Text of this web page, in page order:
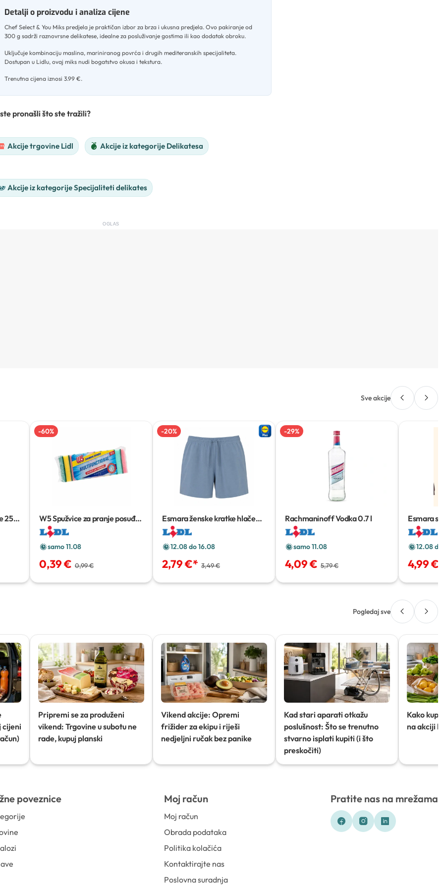
Detalji o proizvodu i analiza cijene
Chef Select & You Miks predjela je praktičan izbor za brza i ukusna predjela. Ovo pakiranje od
300 g sadrži raznovrsne delikatese, idealne za posluživanje gostima ili kao dodatak obroku.
Uključuje kombinaciju maslina, mariniranog povrća i drugih mediteranskih specijaliteta.
Dostupan u Lidlu, ovaj miks nudi bogatstvo okusa i tekstura.
Trenutna cijena iznosi 3.99 €.
pronašli što ste tražili?
Akcije trgovine Lidl Akcije iz kategorije Delikatesa
Akcije iz kategorije Specijaliteti delikates
OGLAS
Sve akcije
250
-60%
W5 Spužvice za pranje posuđa
10 kom
samo 11.08
0,39 € 0,99 €
-20%
Esmara ženske kratke hlače
Komad
12.08 do 16.08
2,79 €* 3,49 €
-29%
Rachmaninoff Vodka0.7 l
samo 11.08
4,09 € 5,79 €
Esmara
12.08
4,99 €
Pogledaj sve
cijeni
Pripremi se za produženi
vikend: Trgovine u subotu ne
rade, kupuj planski
Vikend akcije: Opremi
frižider za ekipu i riješi
nedjeljni ručak bez panike
Kad stari aparati otkažu
poslušnost: Što se trenutno
stvarno isplati kupiti (i što
preskočiti)
Kako
na akciji
poveznice Moj račun
Moj račun
Obrada podataka
Politika kolačića
Kontaktirajte nas
Poslovna suradnja
Pratite nas na mrežama